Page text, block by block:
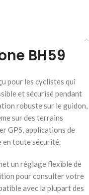
BH59
pour les cyclistes qui
et sécurisé pendant
robuste sur le guidon,
sur des terrains
GPS, applications de
en toute sécurité.
un réglage flexible de
pour consulter votre
avec la plupart des